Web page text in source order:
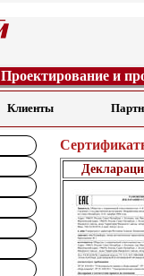
Проектирование и
Клиенты